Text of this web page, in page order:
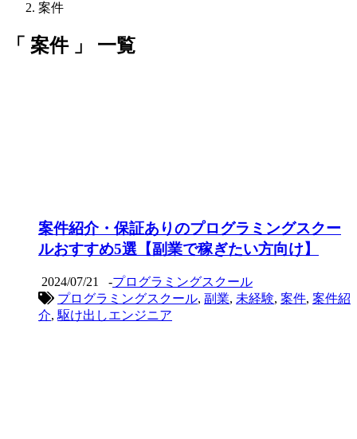
案件
「 案件 」 一覧
案件紹介・保証ありのプログラミングスクー
ルおすすめ5選【副業で稼ぎたい方向け】
2024/07/21 -プログラミングスクール
プログラミングスクール, 副業, 未経験, 案件, 案件紹
介, 駆け出しエンジニア